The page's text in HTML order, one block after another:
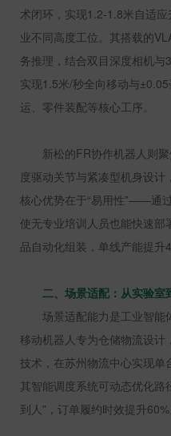
术闭环，实现1.2-1.8米自适
业不同高度工位。其搭载的
务推理，结合双目深度相机与
实现1.5米/秒全向移动与±0.05
运、零件装配等核心工序。
新松的FR协作机器人则
度驱动关节与紧凑型机身设
核心优势在于“易用性”——通
使无专业培训人员也能快速部
品自动化组装，单线产能提升
二、场景适配：从实验室
场景适配能力是工业智能
移动机器人专为仓储物流设
技术，在苏州物流中心实现单
其智能调度系统可动态优化路
到人”，订单履约时效提升60%